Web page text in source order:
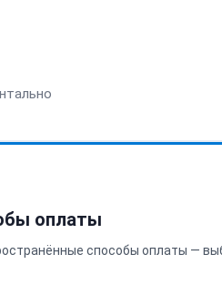
оплаты
способы оплаты —